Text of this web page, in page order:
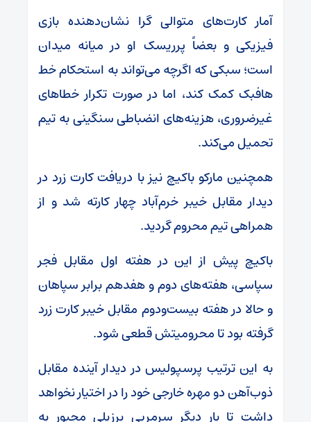
آمار کارت‌های متوالی گرا نشان‌دهنده بازی
فیزیکی و بعضاً پرریسک او در میانه میدان
است؛ سبکی که اگرچه می‌تواند به استحکام خط
هافبک کمک کند، اما در صورت تکرار خطا‌های
غیرضروری، هزینه‌های انضباطی سنگینی به تیم
تحمیل می‌کند.
همچنین مارکو باکیچ نیز با دریافت کارت زرد در
دیدار مقابل خیبر خرم‌آباد چهار کارته شد و از
همراهی تیم محروم گردید.
باکیچ پیش از این در هفته اول مقابل فجر
سپاسی، هفته‌های دوم و هفدهم برابر سپاهان
و حالا در هفته بیست‌ودوم مقابل خیبر کارت زرد
گرفته بود تا محرومیتش قطعی شود.
به این ترتیب پرسپولیس در دیدار آینده مقابل
ذوب‌آهن دو مهره خارجی خود را در اختیار نخواهد
داشت تا بار دیگر سرمربی برزیلی مجبور به